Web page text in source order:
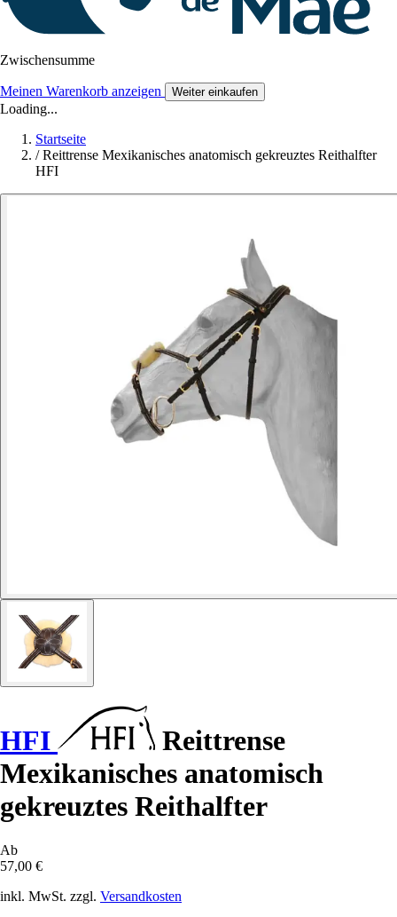
Zwischensumme
Meinen Warenkorb anzeigen Weiter einkaufen
Loading...
Startseite
/ Reittrense Mexikanisches anatomisch gekreuztes Reithalfter
HFI
HFI
Reittrense
Mexikanisches anatomisch
gekreuztes Reithalfter
Ab
57,00 €
inkl. MwSt. zzgl. Versandkosten